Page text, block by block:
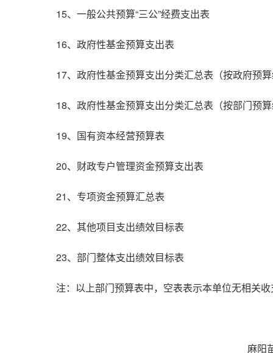
15、一般公共预算“三公”经费支出表
16、政府性基金预算支出表
17、政府性基金预算支出分类汇总表（按政府预
18、政府性基金预算支出分类汇总表（按部门预
19、国有资本经营预算表
20、财政专户管理资金预算支出表
21、专项资金预算汇总表
22、其他项目支出绩效目标表
23、部门整体支出绩效目标表
注：以上部门预算表中，空表表示本单位无相关
麻阳